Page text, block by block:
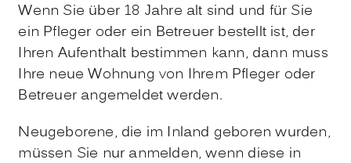
Wenn Sie über 18 Jahre alt sind und für Sie
ein Pfleger oder ein Betreuer bestellt ist, der
Ihren Aufenthalt bestimmen kann, dann muss
Ihre neue Wohnung von Ihrem Pfleger oder
Betreuer angemeldet werden.
Neugeborene, die im Inland geboren wurden,
müssen Sie nur anmelden, wenn diese in